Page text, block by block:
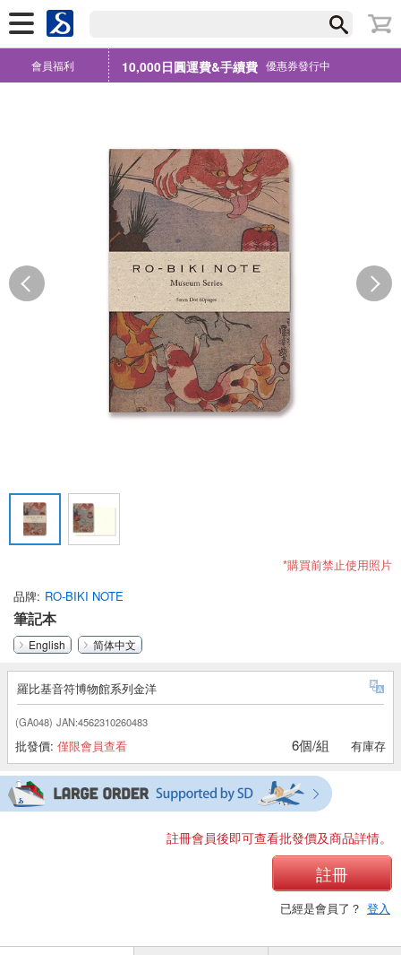
會員福利 10,000日圓運費&手續費 優惠券發行中
*購買前禁止使用照片
品牌 RO-BIKI NOTE
筆記本
English 简体中文
羅比基音符博物館系列金洋
(GA048) JAN:4562310260483
批發價: 僅限會員查看 6個/組 有庫存
註冊會員後即可查看批發價及商品詳情。
註冊
已經是會員了？ 登入